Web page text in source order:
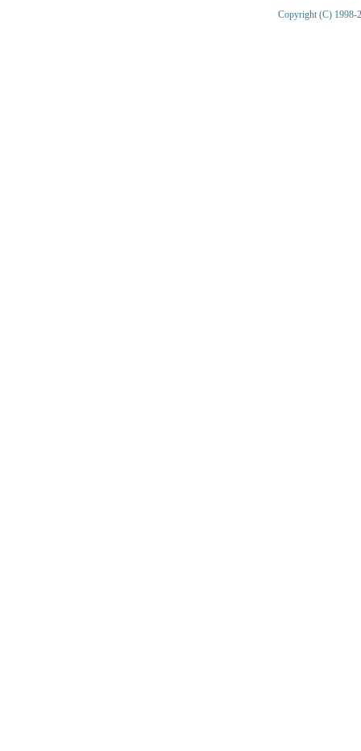
Copyright (C) 1998-